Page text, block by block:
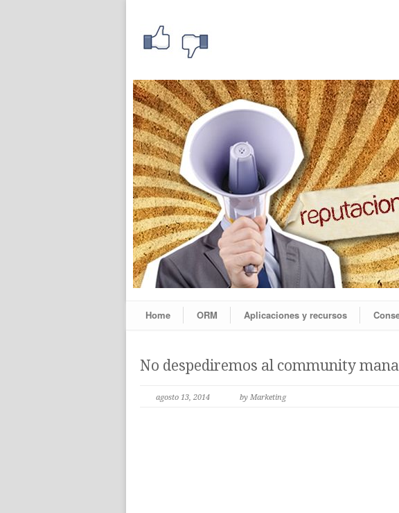
Home ORM Aplicaciones y recursos
No despediremos al community
agosto 13, 2014 by Marketing